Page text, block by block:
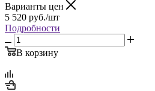
Варианты цен
5 520 руб./шт
Подробности
В корзину